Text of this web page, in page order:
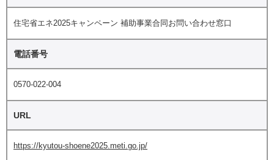
住宅省エネ2025キャンペーン 補助事業合同お問い合わせ窓口
電話番号
0570-022-004
URL
https://kyutou-shoene2025.meti.go.jp/